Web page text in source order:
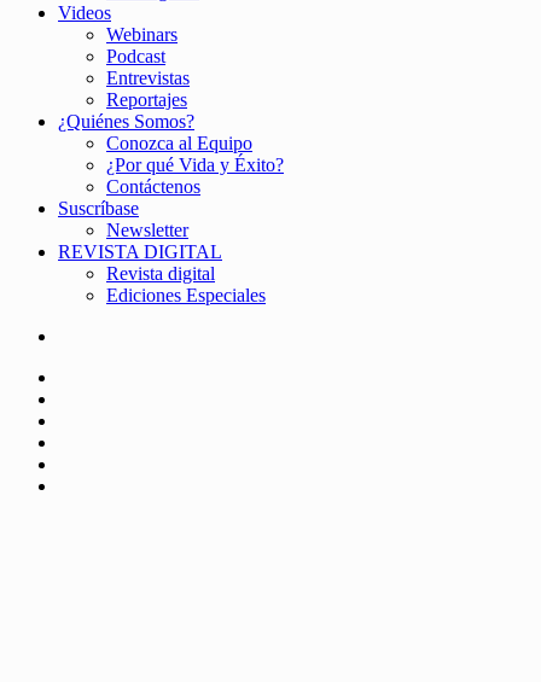
Videos
Webinars
Podcast
Entrevistas
Reportajes
¿Quiénes Somos?
Conozca al Equipo
¿Por qué Vida y Éxito?
Contáctenos
Suscríbase
Newsletter
REVISTA DIGITAL
Revista digital
Ediciones Especiales